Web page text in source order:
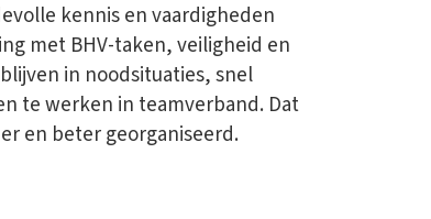
kennis en vaardigheden
met BHV-taken, veiligheid en
in noodsituaties, snel
te werken in teamverband. Dat
en beter georganiseerd.